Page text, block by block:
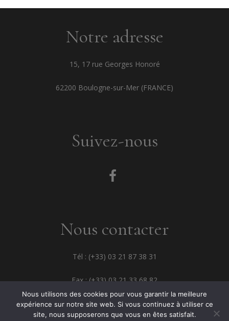
Notre adresse
15, 17 rue Georges Honoré
62200 Boulogne-sur-Mer (FRANCE)
Suivez-nous
Nous contacter
Tél : (+33) 03 21 87 38 31
Fax : (+33) 03 21 33 68 82
Nous utilisons des cookies pour vous garantir la meilleure
expérience sur notre site web. Si vous continuez à utiliser ce
site, nous supposerons que vous en êtes satisfait.